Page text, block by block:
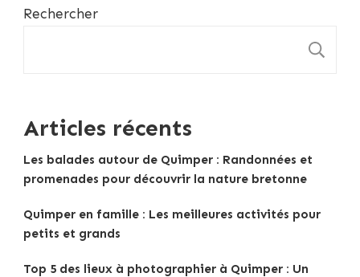
Rechercher
Articles récents
Les balades autour de Quimper : Randonnées et
promenades pour découvrir la nature bretonne
Quimper en famille : Les meilleures activités pour
petits et grands
Top 5 des lieux à photographier à Quimper : Un